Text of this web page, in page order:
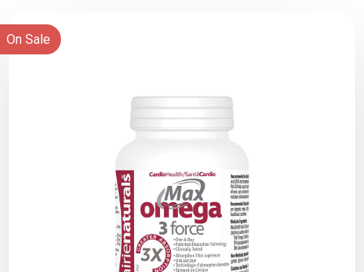
On Sale